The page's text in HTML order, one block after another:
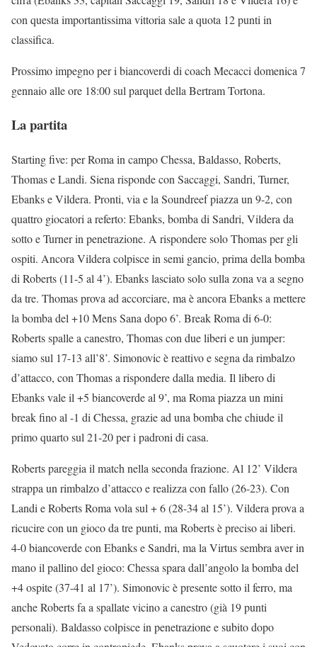
con questa importantissima vittoria sale a quota 12 punti in
classifica.
Prossimo impegno per i biancoverdi di coach Mecacci domenica 7
gennaio alle ore 18:00 sul parquet della Bertram Tortona.
La partita
Starting five: per Roma in campo Chessa, Baldasso, Roberts,
Thomas e Landi. Siena risponde con Saccaggi, Sandri, Turner,
Ebanks e Vildera. Pronti, via e la Soundreef piazza un 9-2, con
quattro giocatori a referto: Ebanks, bomba di Sandri, Vildera da
sotto e Turner in penetrazione. A rispondere solo Thomas per gli
ospiti. Ancora Vildera colpisce in semi gancio, prima della bomba
di Roberts (11-5 al 4’). Ebanks lasciato solo sulla zona va a segno
da tre. Thomas prova ad accorciare, ma è ancora Ebanks a mettere
la bomba del +10 Mens Sana dopo 6’. Break Roma di 6-0:
Roberts spalle a canestro, Thomas con due liberi e un jumper:
siamo sul 17-13 all’8’. Simonovic è reattivo e segna da rimbalzo
d’attacco, con Thomas a rispondere dalla media. Il libero di
Ebanks vale il +5 biancoverde al 9’, ma Roma piazza un mini
break fino al -1 di Chessa, grazie ad una bomba che chiude il
primo quarto sul 21-20 per i padroni di casa.
Roberts pareggia il match nella seconda frazione. Al 12’ Vildera
strappa un rimbalzo d’attacco e realizza con fallo (26-23). Con
Landi e Roberts Roma vola sul + 6 (28-34 al 15’). Vildera prova a
ricucire con un gioco da tre punti, ma Roberts è preciso ai liberi.
4-0 biancoverde con Ebanks e Sandri, ma la Virtus sembra aver in
mano il pallino del gioco: Chessa spara dall’angolo la bomba del
+4 ospite (37-41 al 17’). Simonovic è presente sotto il ferro, ma
anche Roberts fa a spallate vicino a canestro (già 19 punti
personali). Baldasso colpisce in penetrazione e subito dopo